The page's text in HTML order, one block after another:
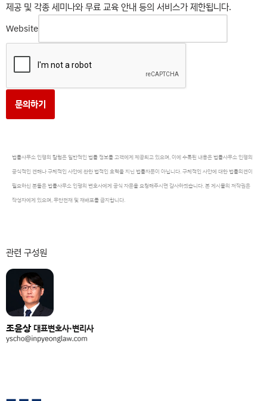
제공 및 각종 세미나와 무료 교육 안내 등의 서비스가 제한됩니다.
Website
문의하기
법률사무소 인평의 칼럼은 일반적인 법률 정보를 고객에게 제공되고 있으며, 이에 수록된 내용은 법률사무소 인평의
공식적인 견해나 구체적인 사안에 관한 법적인 효력을 지닌 법률자문이 아닙니다. 구체적인 사안에 대한 법률의견이
필요하신 분들은 법률사무소 인평의 변호사에게 공식 자문을 요청해주시면 감사하겠습니다. 본 게시물의 저작권은
작성자에게 있으며, 무단전재 및 재배포를 금지합니다.
관련 구성원
조윤상대표변호사·변리사